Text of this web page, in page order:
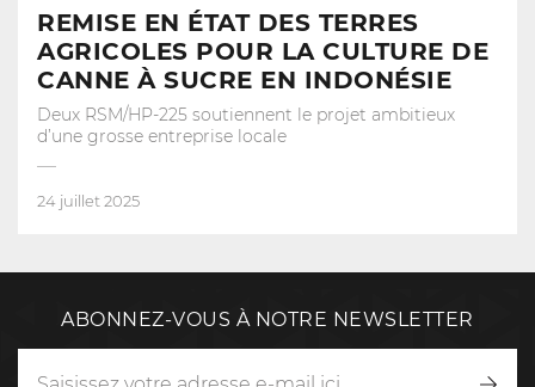
REMISE EN ÉTAT DES TERRES
AGRICOLES POUR LA CULTURE DE
CANNE À SUCRE EN INDONÉSIE
Deux RSM/HP-225 soutiennent le projet ambitieux
d’une grosse entreprise locale
24 juillet 2025
ABONNEZ-VOUS À NOTRE NEWSLETTER